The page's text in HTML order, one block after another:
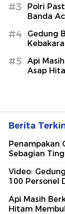
#3
Polri
Banda
#4
Gedung
#5
Api
Asap
Berita
Penampakan
Sebagian
Video:
100 Personel
Api Masih
Hitam